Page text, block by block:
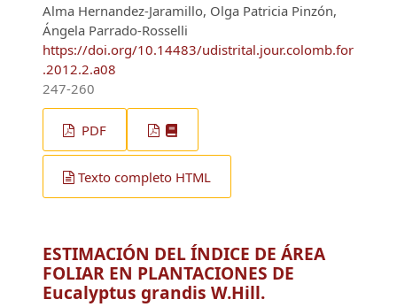
Alma Hernandez-Jaramillo, Olga Patricia Pinzón,
Ángela Parrado-Rosselli
https://doi.org/10.14483/udistrital.jour.colomb.for
.2012.2.a08
247-260
PDF
Texto completo HTML
ESTIMACIÓN DEL ÍNDICE DE ÁREA
FOLIAR EN PLANTACIONES DE
Eucalyptus grandis W.Hill.